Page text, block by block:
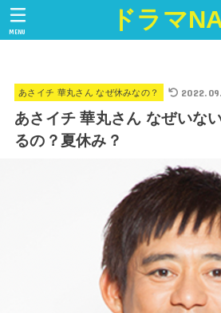
ドラマ
MENU
あさイチ 華丸さん なぜ休みなの？
あさイチ 華丸さん なぜいな
るの？夏休み？